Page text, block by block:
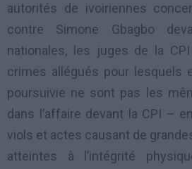
autorités de ivoiriennes
contre Simone Gbagbo
nationales, les juges de la
crimes allégués pour lesquels
poursuivie ne sont pas les
dans l’affaire devant la CPI –
viols et actes causant de
atteintes à l’intégrité